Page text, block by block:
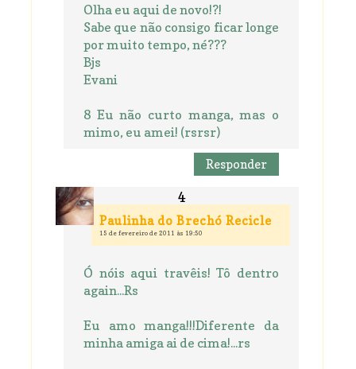
Olha eu aqui de novo!?!
Sabe que não consigo ficar longe
por muito tempo, né???
Bjs
Evani
8 Eu não curto manga, mas o
mimo, eu amei! (rsrsr)
Responder
Paulinha do Brechó Recicle
15 de fevereiro de 2011 às 19:50
Ó nóis aqui travêis! Tô dentro
again...Rs
Eu amo manga!!!Diferente da
minha amiga ai de cima!...rs